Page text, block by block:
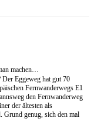
machen…
Eggeweg hat gut 70
Fernwanderwegs E1
den Fernwanderweg
der ältesten als
Grund genug, sich den mal